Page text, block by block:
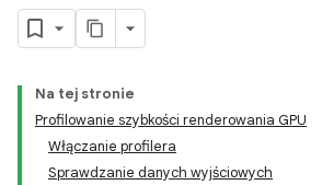
Na tej stronie
Profilowanie szybkości renderowania GPU
Włączanie profilera
Sprawdzanie danych wyjściowych